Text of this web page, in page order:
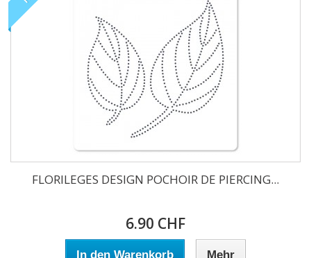
FLORILEGES DESIGN POCHOIR DE PIERCING...
6.90 CHF
In den Warenkorb Mehr